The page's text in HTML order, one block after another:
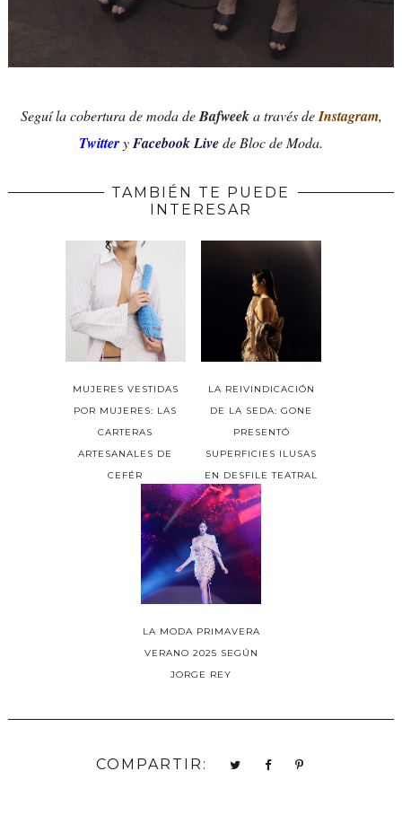
Seguí la cobertura de moda deBafweeka través deInstagram,
TwitteryFacebook Livede Bloc de Moda.
TAMBIÉN TE PUEDE
INTERESAR
MUJERES VESTIDAS
POR MUJERES: LAS
CARTERAS
ARTESANALES DE
CEFÉR
LA REIVINDICACIÓN
DE LA SEDA: GONE
PRESENTÓ
SUPERFICIES ILUSAS
EN DESFILE TEATRAL
LA MODA PRIMAVERA
VERANO 2025 SEGÚN
JORGE REY
COMPARTIR: